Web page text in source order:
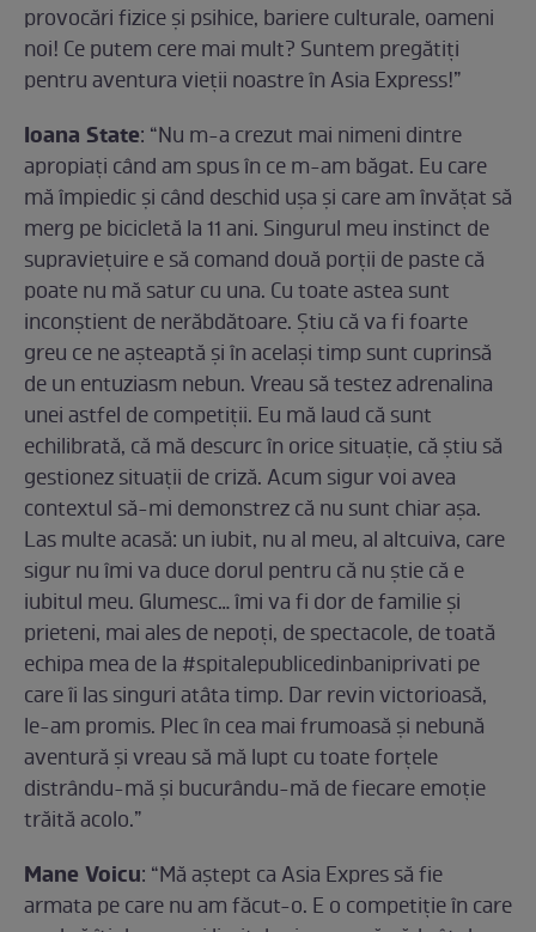
provocări fizice şi psihice, bariere culturale, oameni
noi! Ce putem cere mai mult? Suntem pregătiţi
pentru aventura vieţii noastre în Asia Express!”
Ioana State: “Nu m-a crezut mai nimeni dintre
apropiați când am spus în ce m-am băgat. Eu care
mă împiedic și când deschid ușa și care am învățat să
merg pe bicicletă la 11 ani. Singurul meu instinct de
supraviețuire e să comand două porții de paste că
poate nu mă satur cu una. Cu toate astea sunt
inconștient de nerăbdătoare. Știu că va fi foarte
greu ce ne așteaptă și în același timp sunt cuprinsă
de un entuziasm nebun. Vreau să testez adrenalina
unei astfel de competiții. Eu mă laud că sunt
echilibrată, că mă descurc în orice situație, că știu să
gestionez situații de criză. Acum sigur voi avea
contextul să-mi demonstrez că nu sunt chiar așa.
Las multe acasă: un iubit, nu al meu, al altcuiva, care
sigur nu îmi va duce dorul pentru că nu știe că e
iubitul meu. Glumesc… îmi va fi dor de familie și
prieteni, mai ales de nepoți, de spectacole, de toată
echipa mea de la #spitalepublicedinbaniprivati pe
care îi las singuri atâta timp. Dar revin victorioasă,
le-am promis. Plec în cea mai frumoasă și nebună
aventură și vreau să mă lupt cu toate forțele
distrându-mă și bucurându-mă de fiecare emoție
trăită acolo.”
Mane Voicu: “Mă aștept ca Asia Expres să fie
armata pe care nu am făcut-o. E o competiție în care